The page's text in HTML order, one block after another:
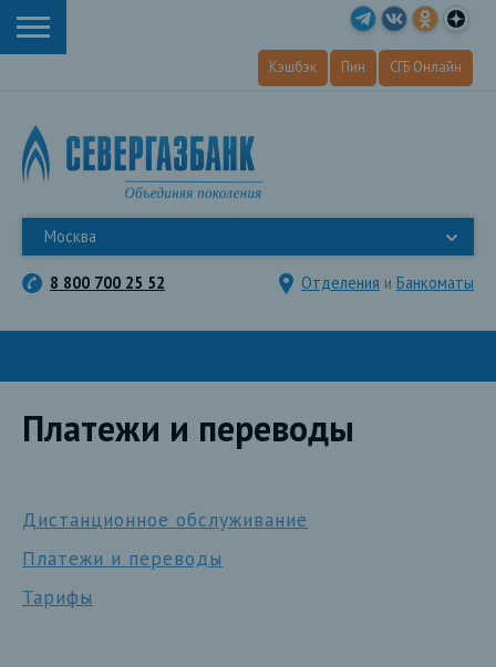
Кэшбэк Пин СГБ Онлайн
Москва
8 800 700 25 52 Отделения и Банкоматы
Платежи и переводы
Дистанционное обслуживание
Платежи и переводы
Тарифы